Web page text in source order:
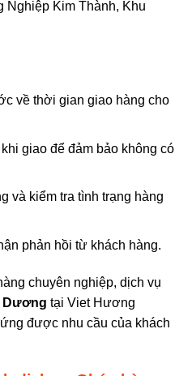
Nghiệp Kim Thành, Khu
về thời gian giao hàng cho
giao để đảm bảo không có
và kiểm tra tình trạng hàng
phản hồi từ khách hàng.
chuyên nghiệp, dịch vụ
Dương tại Viet Hương
được nhu cầu của khách